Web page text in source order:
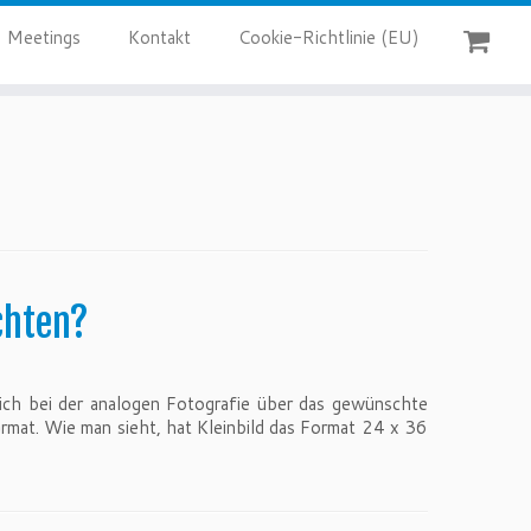
Meetings Kontakt Cookie-Richtlinie (EU)
bei der analogen Fotografie über das gewünschte
Wie man sieht, hat Kleinbild das Format 24 x 36